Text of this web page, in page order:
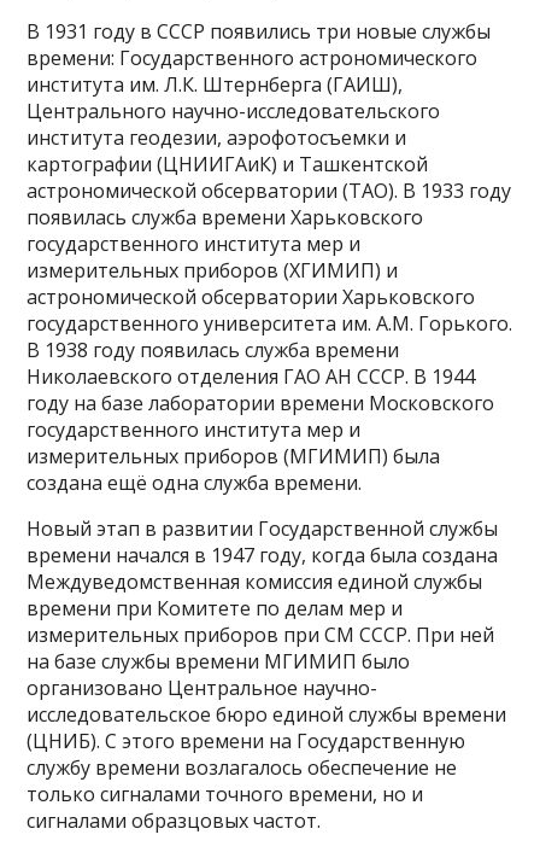
В 1931 году в СССР появились три новые службы
времени: Государственного астрономического
института им. Л.К. Штернберга (ГАИШ),
Центрального научно-исследовательского
института геодезии, аэрофотосъемки и
картографии (ЦНИИГАиК) и Ташкентской
астрономической обсерватории (ТАО). В 1933 году
появилась служба времени Харьковского
государственного института мер и
измерительных приборов (ХГИМИП) и
астрономической обсерватории Харьковского
государственного университета им. А.М. Горького.
В 1938 году появилась служба времени
Николаевского отделения ГАО АН СССР. В 1944
году на базе лаборатории времени Московского
государственного института мер и
измерительных приборов (МГИМИП) была
создана ещё одна служба времени.
Новый этап в развитии Государственной службы
времени начался в 1947 году, когда была создана
Междуведомственная комиссия единой службы
времени при Комитете по делам мер и
измерительных приборов при СМ СССР. При ней
на базе службы времени МГИМИП было
организовано Центральное научно-
исследовательское бюро единой службы времени
(ЦНИБ). С этого времени на Государственную
службу времени возлагалось обеспечение не
только сигналами точного времени, но и
сигналами образцовых частот.